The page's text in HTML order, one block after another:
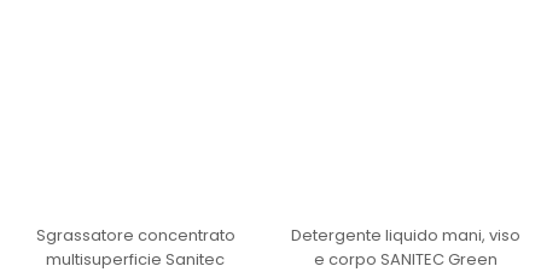
Sgrassatore concentrato
multisuperficie Sanitec
Detergente liquido mani, viso
e corpo SANITEC Green